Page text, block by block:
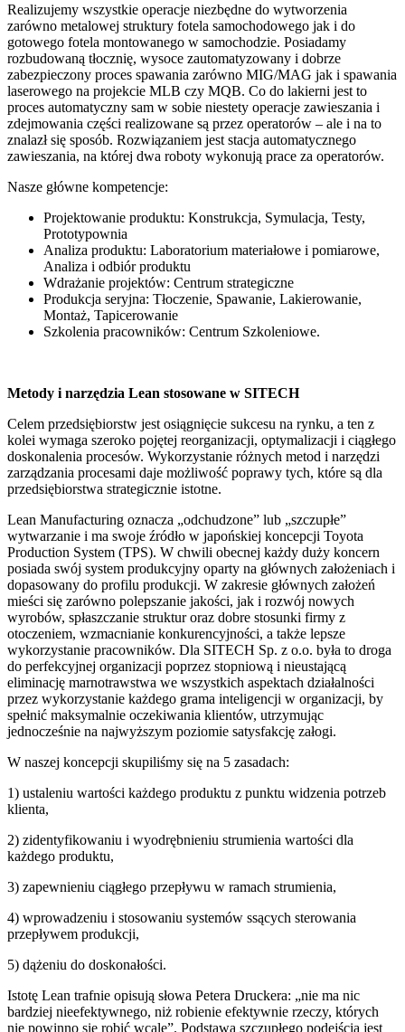
Realizujemy wszystkie operacje niezbędne do wytworzenia
zarówno metalowej struktury fotela samochodowego jak i do
gotowego fotela montowanego w samochodzie. Posiadamy
rozbudowaną tłocznię, wysoce zautomatyzowany i dobrze
zabezpieczony proces spawania zarówno MIG/MAG jak i spawania
laserowego na projekcie MLB czy MQB. Co do lakierni jest to
proces automatyczny sam w sobie niestety operacje zawieszania i
zdejmowania części realizowane są przez operatorów – ale i na to
znalazł się sposób. Rozwiązaniem jest stacja automatycznego
zawieszania, na której dwa roboty wykonują prace za operatorów.
Nasze główne kompetencje:
Projektowanie produktu: Konstrukcja, Symulacja, Testy,
Prototypownia
Analiza produktu: Laboratorium materiałowe i pomiarowe,
Analiza i odbiór produktu
Wdrażanie projektów: Centrum strategiczne
Produkcja seryjna: Tłoczenie, Spawanie, Lakierowanie,
Montaż, Tapicerowanie
Szkolenia pracowników: Centrum Szkoleniowe.
Metody i narzędzia Lean stosowane w SITECH
Celem przedsiębiorstw jest osiągnięcie sukcesu na rynku, a ten z
kolei wymaga szeroko pojętej reorganizacji, optymalizacji i ciągłego
doskonalenia procesów. Wykorzystanie różnych metod i narzędzi
zarządzania procesami daje możliwość poprawy tych, które są dla
przedsiębiorstwa strategicznie istotne.
Lean Manufacturing oznacza „odchudzone” lub „szczupłe”
wytwarzanie i ma swoje źródło w japońskiej koncepcji Toyota
Production System (TPS). W chwili obecnej każdy duży koncern
posiada swój system produkcyjny oparty na głównych założeniach i
dopasowany do profilu produkcji. W zakresie głównych założeń
mieści się zarówno polepszanie jakości, jak i rozwój nowych
wyrobów, spłaszczanie struktur oraz dobre stosunki firmy z
otoczeniem, wzmacnianie konkurencyjności, a także lepsze
wykorzystanie pracowników. Dla SITECH Sp. z o.o. była to droga
do perfekcyjnej organizacji poprzez stopniową i nieustającą
eliminację marnotrawstwa we wszystkich aspektach działalności
przez wykorzystanie każdego grama inteligencji w organizacji, by
spełnić maksymalnie oczekiwania klientów, utrzymując
jednocześnie na najwyższym poziomie satysfakcję załogi.
W naszej koncepcji skupiliśmy się na 5 zasadach:
1) ustaleniu wartości każdego produktu z punktu widzenia potrzeb
klienta,
2) zidentyfikowaniu i wyodrębnieniu strumienia wartości dla
każdego produktu,
3) zapewnieniu ciągłego przepływu w ramach strumienia,
4) wprowadzeniu i stosowaniu systemów ssących sterowania
przepływem produkcji,
5) dążeniu do doskonałości.
Istotę Lean trafnie opisują słowa Petera Druckera: „nie ma nic
bardziej nieefektywnego, niż robienie efektywnie rzeczy, których
nie powinno się robić wcale”. Podstawą szczupłego podejścia jest